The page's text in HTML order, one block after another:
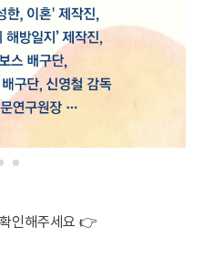
인해주세요 👉